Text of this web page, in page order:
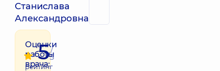
Станислава
Александровна
Оценки
работы
врача:
5/
5
рейтинг